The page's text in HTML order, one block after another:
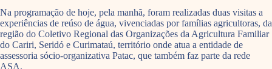
Na programação de hoje, pela manhã, foram realizadas duas visitas a
experiências de reúso de água, vivenciadas por famílias agricultoras, da
região do Coletivo Regional das Organizações da Agricultura Familiar
do Cariri, Seridó e Curimataú, território onde atua a entidade de
assessoria sócio-organizativa Patac, que também faz parte da rede
ASA.